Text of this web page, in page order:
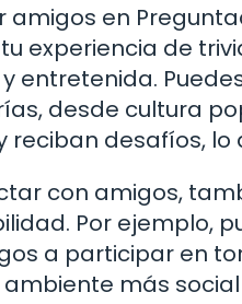
amigos en
experiencia de
entretenida.
desde cultura
reciban desafíos,
con amigos,
Por ejemplo,
a participar en
ambiente más